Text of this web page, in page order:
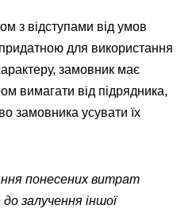
з відступами від умов
для використання
замовник має
вимагати від підрядника,
замовника усувати їх
понесених витрат
залучення іншої